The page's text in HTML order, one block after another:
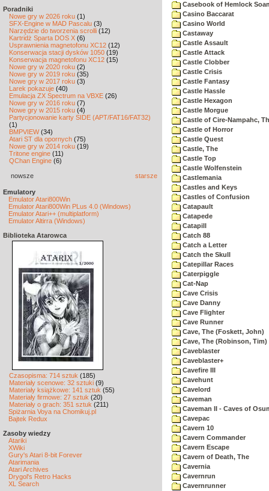
Poradniki
Nowe gry w 2026 roku (1)
SFX-Engine w MAD Pascalu (3)
Narzędzie do tworzenia scrolli (12)
Kartridż Sparta DOS X (6)
Usprawnienia magnetofonu XC12 (12)
Konserwacja stacji dysków 1050 (19)
Konserwacja magnetofonu XC12 (15)
Nowe gry w 2020 roku (2)
Nowe gry w 2019 roku (35)
Nowe gry w 2017 roku (3)
Larek pokazuje (40)
Emulacja ZX Spectrum na VBXE (26)
Nowe gry w 2016 roku (7)
Nowe gry w 2015 roku (4)
Partycjonowanie karty SIDE (APT/FAT16/FAT32)
(1)
BMPVIEW(34)
Atari ST dla opornych (75)
Nowe gry w 2014 roku (19)
Tritone engine (11)
QChan Engine (6)
nowsze starsze
Emulatory
Emulator Atari800Win
Emulator Atari800Win PLus 4.0 (Windows)
Emulator Atari++ (multiplatform)
Emulator Altirra (Windows)
Biblioteka Atarowca
Czasopisma: 714 sztuk (185)
Materiały scenowe: 32 sztuki (9)
Materiały książkowe: 141 sztuk (55)
Materiały firmowe: 27 sztuk (20)
Materiały o grach: 351 sztuk (211)
Spiżarnia Voya na Chomikuj.pl
Bajtek Redux
Zasoby wiedzy
Atariki
XWiki
Gury's Atari 8-bit Forever
Atarimania
Atari Archives
Drygol's Retro Hacks
XL Search
Casebook of Hemlock
Casino Baccarat
Casino World
Castaway
Castle Assault
Castle Attack
Castle Clobber
Castle Crisis
Castle Fantasy
Castle Hassle
Castle Hexagon
Castle Morgue
Castle of Cire-Nampahc,
Castle of Horror
Castle Quest
Castle, The
Castle Top
Castle Wolfenstein
Castlemania
Castles and Keys
Castles of Confusion
Catapault
Catapede
Catapill
Catch 88
Catch a Letter
Catch the Skull
Catepillar Races
Caterpiggle
Cat-Nap
Cave Crisis
Cave Danny
Cave Flighter
Cave Runner
Cave, The (Foskett, John)
Cave, The (Robinson, Tim)
Caveblaster
Caveblaster+
Cavefire III
Cavehunt
Cavelord
Caveman
Caveman II - Caves of
Cavepac
Cavern 10
Cavern Commander
Cavern Escape
Cavern of Death, The
Cavernia
Cavernrun
Cavernrunner